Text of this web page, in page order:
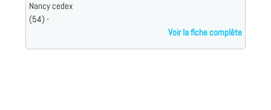
Nancy cedex
(54) -
Voir la fiche complète